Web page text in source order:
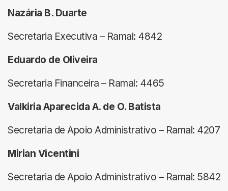
Nazária B. Duarte
Secretaria Executiva – Ramal: 4842
Eduardo de Oliveira
Secretaria Financeira – Ramal: 4465
Valkiria Aparecida A. de O. Batista
Secretaria de Apoio Administrativo – Ramal: 4207
Mirian Vicentini
Secretaria de Apoio Administrativo – Ramal: 5842